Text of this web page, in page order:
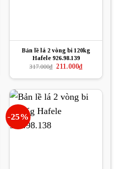
Bản lề lá 2 vòng bi 120kg
Hafele 926.98.139
317.000₫ Giá
là:
211.000₫Giá
hiện
tại
211.000₫.
-25%